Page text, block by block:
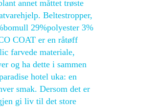
annet måttet trøste
Beltestropper,
29%polyester 3%
COAT er en råtøff
farvede materiale,
og ha dette i sammen
hotel uka: en
smak. Dersom det er
gi liv til det store